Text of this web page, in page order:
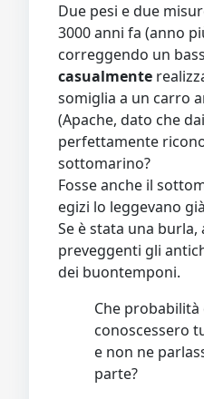
Due pesi e due
3000 anni fa (anno
correggendo un
casualmente
somiglia a un carro
(Apache, dato che
perfettamente
sottomarino?
Fosse anche il
egizi lo leggevano
Se è stata una
preveggenti gli
dei buontemponi.
Che probabilità
conoscessero
e non ne
parte?